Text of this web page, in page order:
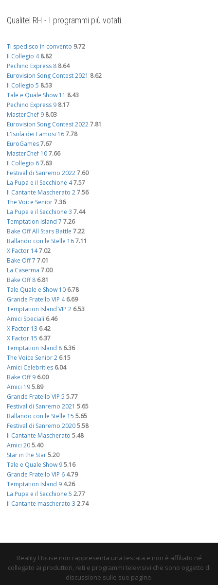
Qualitel RH - I programmi più votati
Ti spedisco in convento 9.72
Il Collegio 4 8.82
Pechino Express 8 8.64
Eurovision Song Contest 2021 8.62
Il Collegio 5 8.53
Tale e Quale Show 11 8.43
Pechino Express 9 8.17
MasterChef 9 8.03
Eurovision Song Contest 20227.81
L'Isola dei Famosi 167.78
EuroGames7.67
MasterChef 107.66
Il Collegio 67.63
Festival di Sanremo 20227.60
La Pupa e il Secchione 47.57
Il Cantante Mascherato 27.56
The Voice Senior7.36
La Pupa e il Secchione 3 7.44
Temptation Island 7 7.26
Bake Off All Stars Battle 7.22
Ballando con le Stelle 167.11
X Factor 147.02
Bake Off 7 7.01
La Caserma 7.00
Bake Off 8 6.81
Tale Quale e Show 10 6.78
Grande Fratello VIP 4 6.69
Temptation Island VIP 2 6.53
Amici Speciali 6.46
X Factor 13 6.42
X Factor 15 6.37
Temptation Island 8 6.36
The Voice Senior 2 6.15
Amici Celebrities 6.04
Bake Off 9 6.00
Amici 195.89
Grande Fratello VIP 5 5.77
Festival di Sanremo 2021 5.65
Ballando con le Stelle 15 5.65
Festival di Sanremo 20205.58
Il Cantante Mascherato 5.48
Amici 205.40
Star in the Star5.20
Tale e Quale Show 95.16
Grande Fratello VIP 6 4.79
Temptation Island 9 4.26
La Pupa e il Secchione 5 2.77
Il Cantante mascherato 3 2.74
Reality House non rappresenta una testata e non è affiliato né
collegato ai produttori, reti e programmi televisivi che sono oggetto di
discussione sulle sue pagine.